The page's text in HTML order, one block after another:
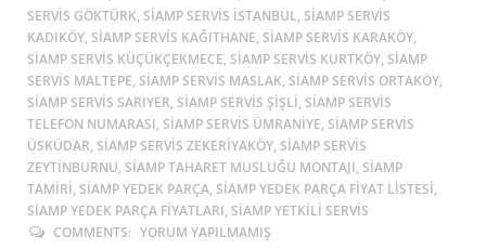
SERVIS GÖKTÜRK, SIAMP SERVIS ISTANBUL, SIAMP SERVIS
KADIKÖY, SIAMP SERVIS KAĞITHANE, SIAMP SERVIS KARAKÖY,
SIAMP SERVIS KÜÇÜKÇEKMECE, SIAMP SERVIS KURTKÖY, SIAMP
SERVIS MALTEPE, SIAMP SERVIS MASLAK, SIAMP SERVIS ORTAKÖY,
SIAMP SERVIS SARIYER, SIAMP SERVIS ŞIŞLI, SIAMP SERVIS
TELEFON NUMARASI, SIAMP SERVIS ÜMRANIYE, SIAMP SERVIS
ÜSKÜDAR, SIAMP SERVIS ZEKERIYAKÖY, SIAMP SERVIS
ZEYTINBURNU, SIAMP TAHARET MUSLUĞU MONTAJI, SIAMP
TAMIRI, SIAMP YEDEK PARÇA, SIAMP YEDEK PARÇA FIYAT LISTESI,
SIAMP YEDEK PARÇA FIYATLARI, SIAMP YETKILI SERVIS
COMMENTS: YORUM YAPILMAMIŞ